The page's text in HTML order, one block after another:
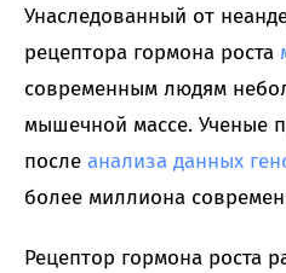
Унаследованный от
рецептора гормона роста
современным людям
мышечной массе. Ученые
после анализа данных
более миллиона
Рецептор гормона роста